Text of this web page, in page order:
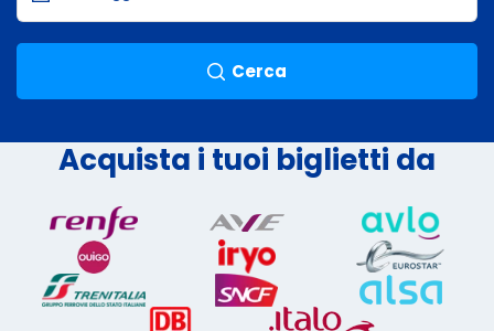
Cerca
Acquista i tuoi biglietti da